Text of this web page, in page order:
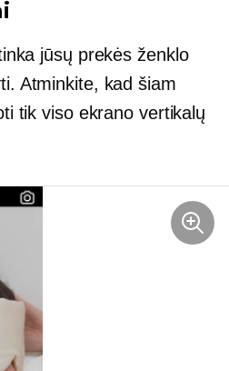
jūsų prekės ženklo
Atminkite, kad šiam
tik viso ekrano vertikalų